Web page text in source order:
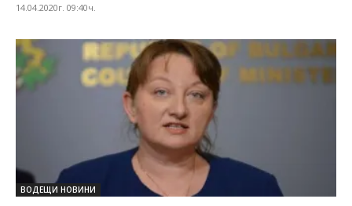
14.04.2020г. 09:40ч.
ВОДЕЩИ НОВИНИ